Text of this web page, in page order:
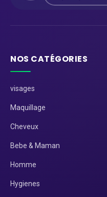
NOS CATÉGORIES
visages
Maquillage
Cheveux
Bebe & Maman
Homme
Hygienes